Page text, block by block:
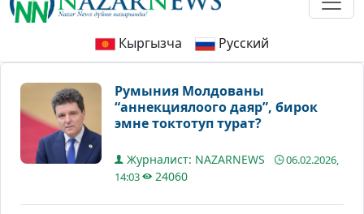
Кыргызча Русский
Румыния Молдованы
“аннекциялоого даяр”, бирок
эмне токтотуп турат?
Журналист: NAZARNEWS
06.02.2026,
14:03
24060